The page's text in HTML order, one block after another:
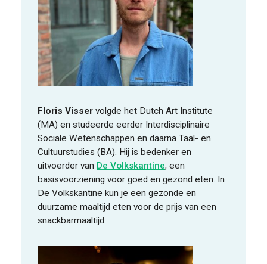
Floris Visser volgde het Dutch Art Institute
(MA) en studeerde eerder Interdisciplinaire
Sociale Wetenschappen en daarna Taal- en
Cultuurstudies (BA). Hij is bedenker en
uitvoerder van De Volkskantine, een
basisvoorziening voor goed en gezond eten. In
De Volkskantine kun je een gezonde en
duurzame maaltijd eten voor de prijs van een
snackbarmaaltijd.